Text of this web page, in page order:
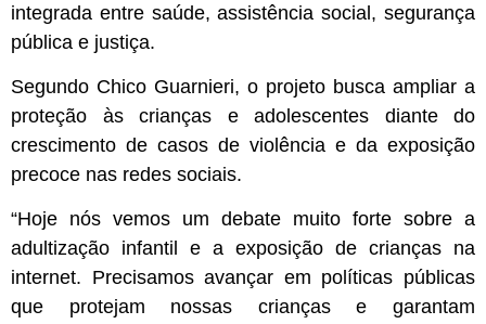
integrada entre saúde, assistência social, segurança
pública e justiça.
Segundo Chico Guarnieri, o projeto busca ampliar a
proteção às crianças e adolescentes diante do
crescimento de casos de violência e da exposição
precoce nas redes sociais.
“Hoje nós vemos um debate muito forte sobre a
adultização infantil e a exposição de crianças na
internet. Precisamos avançar em políticas públicas
que protejam nossas crianças e garantam